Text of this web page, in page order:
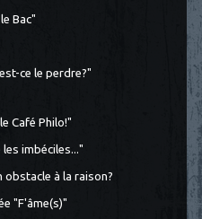
Bac"
ce le perdre?"
Café Philo!"
imbéciles..."
obstacle à la raison?
"F'âme(s)"